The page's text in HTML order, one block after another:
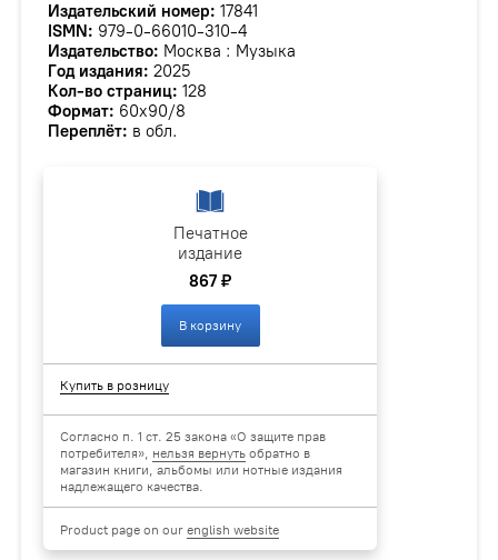
Издательский номер: 17841
ISMN: 979-0-66010-310-4
Издательство: Москва : Музыка
Год издания: 2025
Кол-во страниц: 128
Формат: 60х90/8
Переплёт: в обл.
Печатное
издание
867 ₽
В корзину
Купить в розницу
Согласно п. 1 ст. 25 закона «О защите прав
потребителя», нельзя вернуть обратно в
магазин книги, альбомы или нотные издания
надлежащего качества.
Product page on ourenglish website